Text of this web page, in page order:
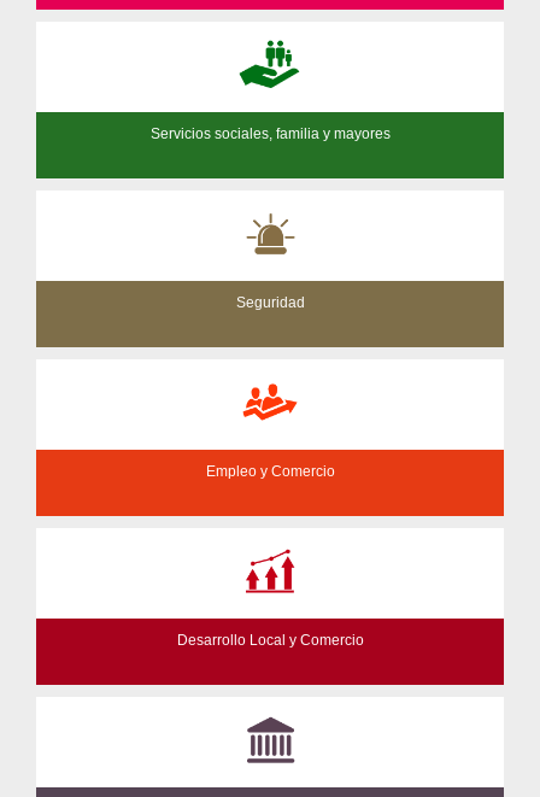
Servicios sociales, familia y mayores
Seguridad
Empleo y Comercio
Desarrollo Local y Comercio